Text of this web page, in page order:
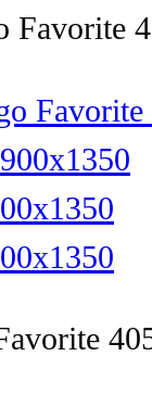
Favorite